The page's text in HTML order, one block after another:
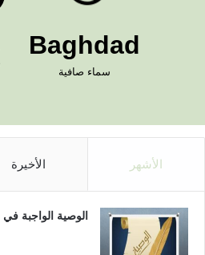
Baghdad
سماء صافية
الأشهر الأخيرة
الوصية الواجبة